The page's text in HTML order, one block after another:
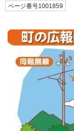
ページ番号1001859